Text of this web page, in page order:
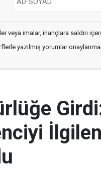
veya imalar, inançlara saldırı
yazılmış yorumlar